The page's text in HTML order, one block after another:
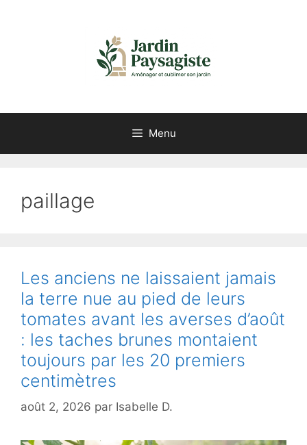
Menu
paillage
Les anciens ne laissaient jamais
la terre nue au pied de leurs
tomates avant les averses d’août
: les taches brunes montaient
toujours par les 20 premiers
centimètres
août 2, 2026 par Isabelle D.